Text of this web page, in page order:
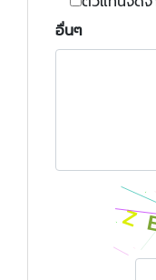
อื่นๆ